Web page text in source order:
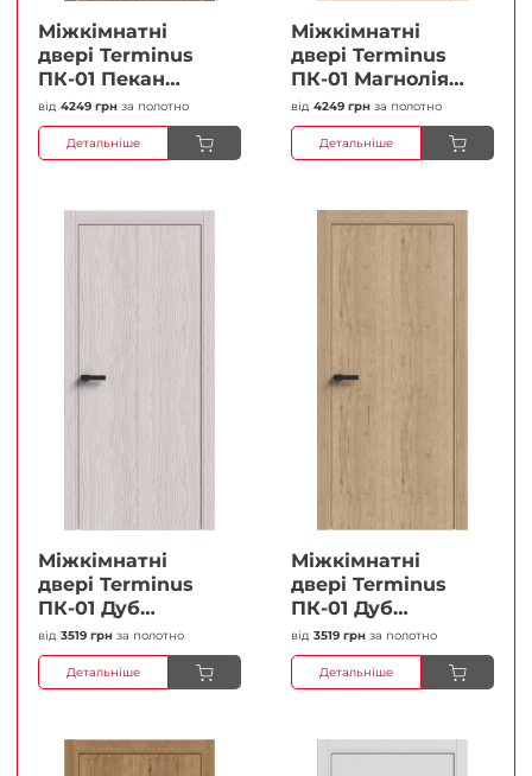
Міжкімнатні
двері Terminus
ПК-01 Пекан
Глухі Плівка
від 4249 грн за полотно
Детальніше
Міжкімнатні
двері Terminus
ПК-01 Магнолія
Глухі Плівка
від 4249 грн за полотно
Детальніше
Міжкімнатні
двері Terminus
ПК-01 Дуб
перлиний Глухі
Плівка
від 3519 грн за полотно
Детальніше
Міжкімнатні
двері Terminus
ПК-01 Дуб
класичний Глухі
Плівка
від 3519 грн за полотно
Детальніше